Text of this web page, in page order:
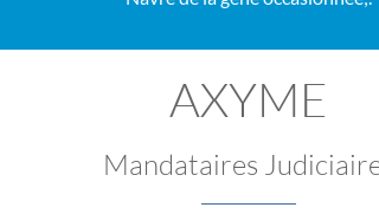
AXYME
Mandataires